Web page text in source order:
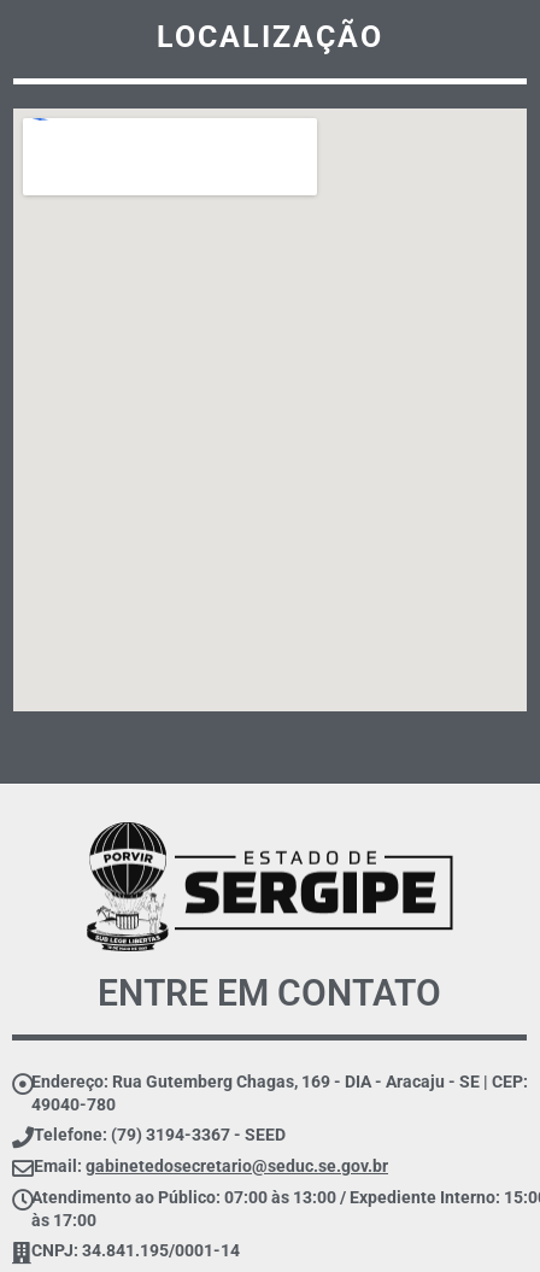
LOCALIZAÇÃO
ENTRE EM CONTATO
Endereço: Rua Gutemberg Chagas, 169 - DIA - Aracaju - SE | CEP:
49040-780
Telefone: (79) 3194-3367 - SEED
Email: gabinetedosecretario@seduc.se.gov.br
Atendimento ao Público: 07:00 às 13:00 / Expediente Interno:
às 17:00
CNPJ: 34.841.195/0001-14